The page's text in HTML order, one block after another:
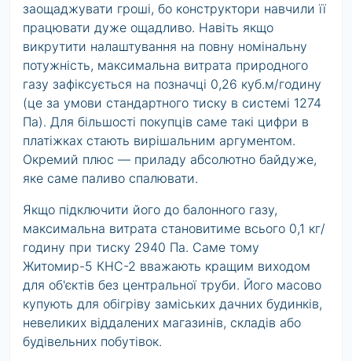
заощаджувати гроші, бо конструктори навчили її
працювати дуже ощадливо. Навіть якщо
викрутити налаштування на повну номінальну
потужність, максимальна витрата природного
газу зафіксується на позначці 0,26 куб.м/годину
(це за умови стандартного тиску в системі 1274
Па). Для більшості покупців саме такі цифри в
платіжках стають вирішальним аргументом.
Окремий плюс — приладу абсолютно байдуже,
яке саме паливо спалювати.
Якщо підключити його до балонного газу,
максимальна витрата становитиме всього 0,1 кг/
годину при тиску 2940 Па. Саме тому
Житомир-5 КНС-2 вважають кращим виходом
для об'єктів без центральної труби. Його масово
купують для обігріву заміських дачних будинків,
невеликих віддалених магазинів, складів або
будівельних побутівок.